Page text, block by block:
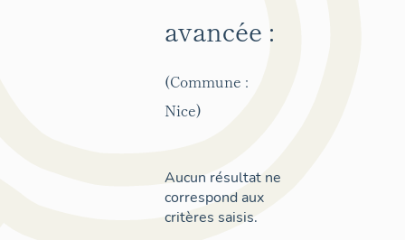
avancée :
(Commune :
Nice)
Aucun résultat ne
correspond aux
critères saisis.